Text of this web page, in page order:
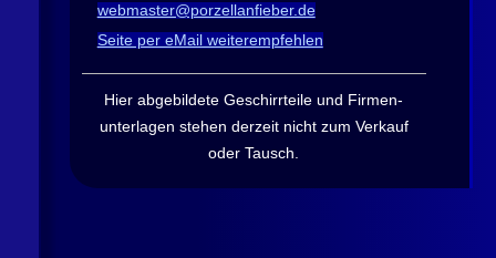
webmaster@porzellanfieber.de
Seite per eMail weiterempfehlen
Hier abgebildete Geschirrteile und Firmen­
unterlagen stehen derzeit nicht zum Verkauf
oder Tausch